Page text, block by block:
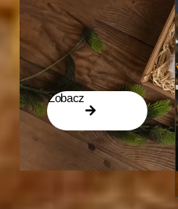
Zobacz